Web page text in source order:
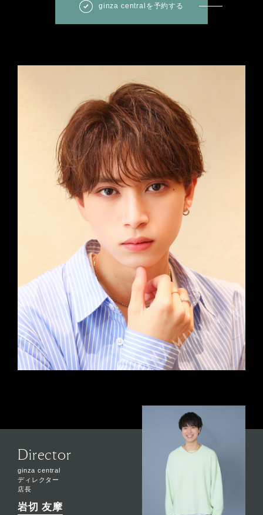
ginza centralを予約する
Director
ginza central
ディレクター
店長
岩切 友摩